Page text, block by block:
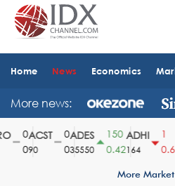
Home News Economics
More news:
ACST
90
ADES
35550
150
0.42
ADHI
164
0.61
More